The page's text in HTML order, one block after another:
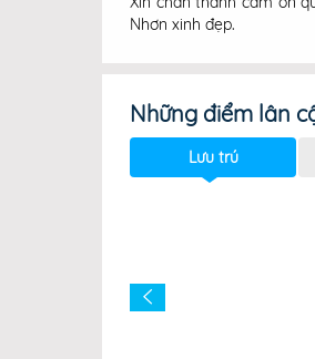
Nhơn xinh đẹp.
Những điểm lân
Lưu trú